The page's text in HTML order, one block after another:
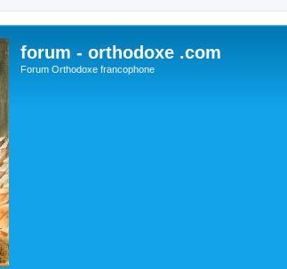
forum - orthodoxe .com
Forum Orthodoxe francophone